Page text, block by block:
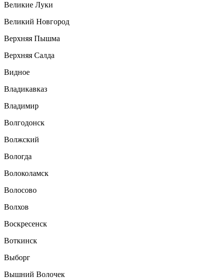
Великие Луки
Великий Новгород
Верхняя Пышма
Верхняя Салда
Видное
Владикавказ
Владимир
Волгодонск
Волжский
Вологда
Волоколамск
Волосово
Волхов
Воскресенск
Воткинск
Выборг
Вышний Волочек